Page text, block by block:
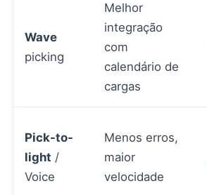
Wave
picking
Melhor
integração
com
calendário de
cargas
Pick-to-
light /
Voice
Menos erros,
maior
velocidade